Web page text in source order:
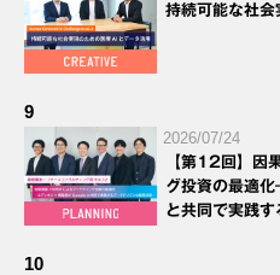
持続可能な社
9
2026/07/24
【第12回】因
グ投資の最適
と共同で実践
10